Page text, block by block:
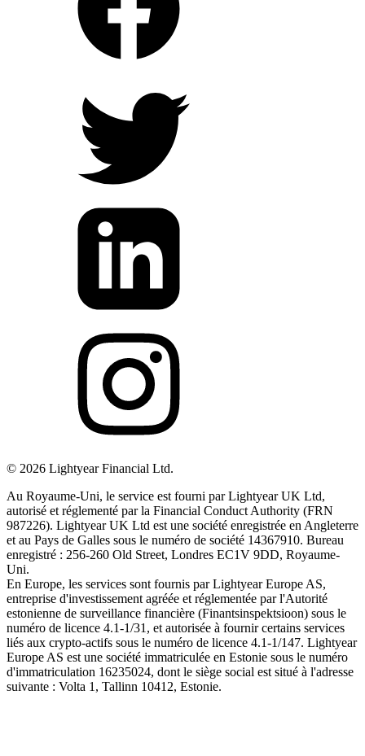
© 2026 Lightyear Financial Ltd.
Au Royaume-Uni, le service est fourni par Lightyear UK Ltd,
autorisé et réglementé par la Financial Conduct Authority (FRN
987226). Lightyear UK Ltd est une société enregistrée en Angleterre
et au Pays de Galles sous le numéro de société 14367910. Bureau
enregistré : 256-260 Old Street, Londres EC1V 9DD, Royaume-
Uni.
En Europe, les services sont fournis par Lightyear Europe AS,
entreprise d'investissement agréée et réglementée par l'Autorité
estonienne de surveillance financière (Finantsinspektsioon) sous le
numéro de licence 4.1-1/31, et autorisée à fournir certains services
liés aux crypto-actifs sous le numéro de licence 4.1-1/147. Lightyear
Europe AS est une société immatriculée en Estonie sous le numéro
d'immatriculation 16235024, dont le siège social est situé à l'adresse
suivante : Volta 1, Tallinn 10412, Estonie.